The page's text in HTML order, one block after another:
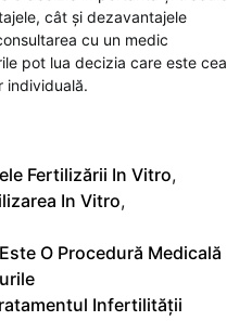
cât și dezavantajele
cu un medic
pot lua decizia care este cea
individuală.
Fertilizării In Vitro,
In Vitro,
O Procedură Medicală
Infertilității